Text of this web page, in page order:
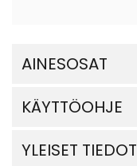
AINESOSAT
KÄYTTÖOHJE
YLEISET TIEDOT